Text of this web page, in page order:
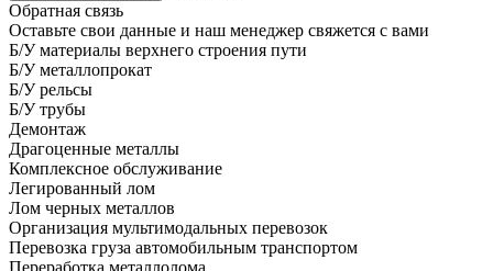
Обратная связь
Оставьте свои данные и наш менеджер свяжется с вами
Б/У материалы верхнего строения пути
Б/У металлопрокат
Б/У рельсы
Б/У трубы
Демонтаж
Драгоценные металлы
Комплексное обслуживание
Легированный лом
Лом черных металлов
Организация мультимодальных перевозок
Перевозка груза автомобильным транспортом